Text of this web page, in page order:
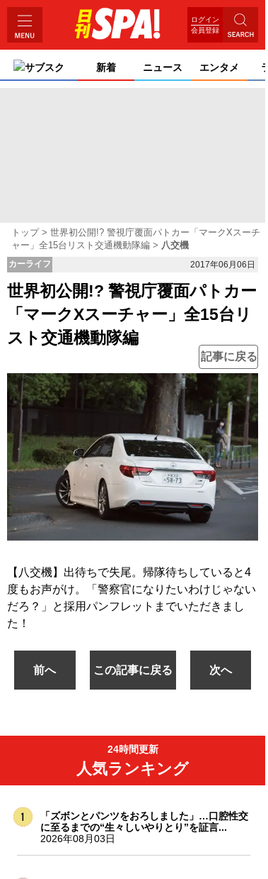
ログイン
会員登録
サブスク 新着 ニュース エンタメ
トップ
世界初公開!? 警視庁覆面パトカー「マークXスーチ
ャー」全15台リスト交通機動隊編
八交機
カーライフ 2017年06月06日
世界初公開!? 警視庁覆面パトカー
「マークXスーチャー」全15台リ
スト交通機動隊編
記事に戻る
【八交機】出待ちで失尾。帰隊待ちしていると4
度もお声がけ。「警察官になりたいわけじゃない
だろ？」と採用パンフレットまでいただきまし
た！
前へ この記事に戻る 次へ
24時間更新
人気ランキング
「ズボンとパンツをおろしました」…口腔性交
に至るまでの“生々しいやりとり”を証言...
2026年08月03日